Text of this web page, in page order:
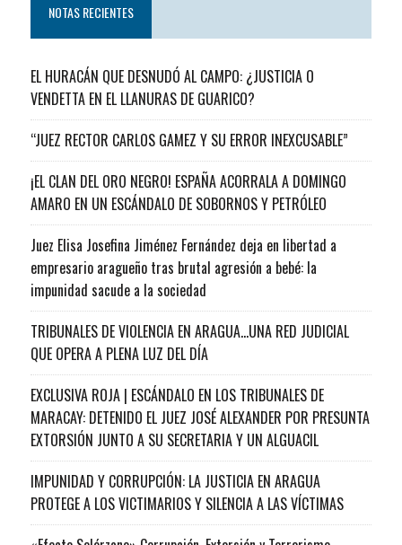
NOTAS RECIENTES
EL HURACÁN QUE DESNUDÓ AL CAMPO: ¿JUSTICIA O
VENDETTA EN EL LLANURAS DE GUARICO?
“JUEZ RECTOR CARLOS GAMEZ Y SU ERROR INEXCUSABLE”
¡EL CLAN DEL ORO NEGRO! ESPAÑA ACORRALA A DOMINGO
AMARO EN UN ESCÁNDALO DE SOBORNOS Y PETRÓLEO
Juez Elisa Josefina Jiménez Fernández deja en libertad a
empresario aragueño tras brutal agresión a bebé: la
impunidad sacude a la sociedad
TRIBUNALES DE VIOLENCIA EN ARAGUA…UNA RED JUDICIAL
QUE OPERA A PLENA LUZ DEL DÍA
EXCLUSIVA ROJA | ESCÁNDALO EN LOS TRIBUNALES DE
MARACAY: DETENIDO EL JUEZ JOSÉ ALEXANDER POR PRESUNTA
EXTORSIÓN JUNTO A SU SECRETARIA Y UN ALGUACIL
IMPUNIDAD Y CORRUPCIÓN: LA JUSTICIA EN ARAGUA
PROTEGE A LOS VICTIMARIOS Y SILENCIA A LAS VÍCTIMAS